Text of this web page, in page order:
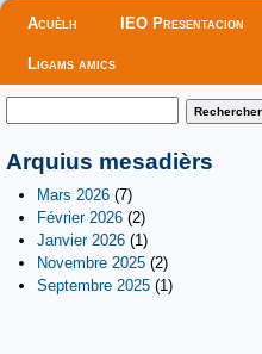
Menu principal
Acuèlh IEO Presentacion
Ligams amics
Formulaire de
Arquius mesadièrs
Mars 2026 (7)
Février 2026 (2)
Janvier 2026 (1)
Novembre 2025 (2)
Septembre 2025 (1)